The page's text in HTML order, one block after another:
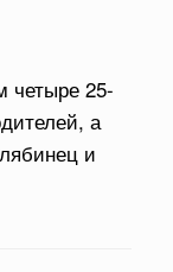
четыре 25-
а
и